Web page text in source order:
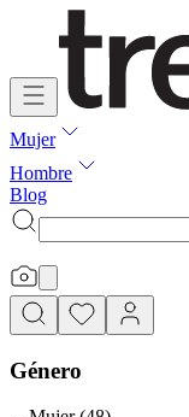
Mujer
Hombre
Blog
Género